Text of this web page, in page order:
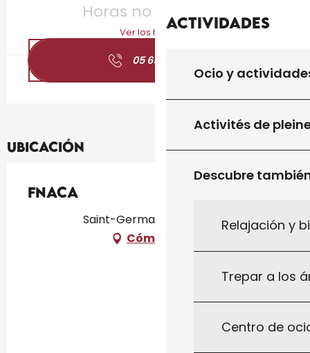
Actividades
Ocio y
Activités de
Descubre
Relajación y
Trepar a los
Centro de
Horas no resueltas
Ver los horarios
05 65 31 06
Ubicación
FNACA
Saint-Germain-du-Bel-Air
Cómo llegar